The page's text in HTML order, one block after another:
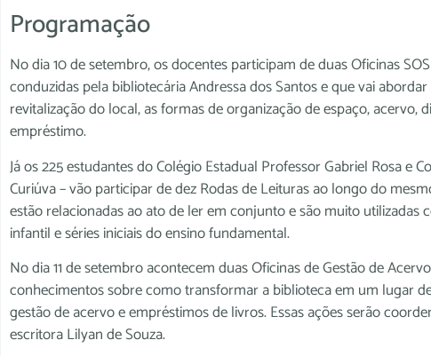
Programação
No dia 10 de setembro, os docentes participam de duas Oficinas
conduzidas pela bibliotecária Andressa dos Santos e que vai
revitalização do local, as formas de organização de espaço, acervo,
empréstimo.
Já os 225 estudantes do Colégio Estadual Professor Gabriel Rosa e
Curiúva – vão participar de dez Rodas de Leituras ao longo do
estão relacionadas ao ato de ler em conjunto e são muito
infantil e séries iniciais do ensino fundamental.
No dia 11 de setembro acontecem duas Oficinas de Gestão de
conhecimentos sobre como transformar a biblioteca em um lugar
gestão de acervo e empréstimos de livros. Essas ações serão
escritora Lilyan de Souza.